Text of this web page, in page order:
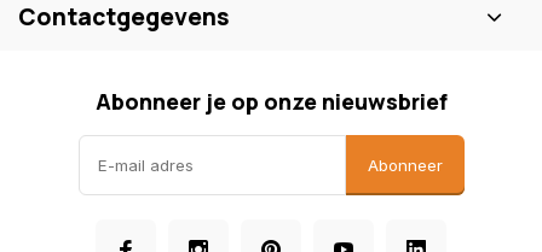
Contactgegevens
Abonneer je op onze nieuwsbrief
Abonneer